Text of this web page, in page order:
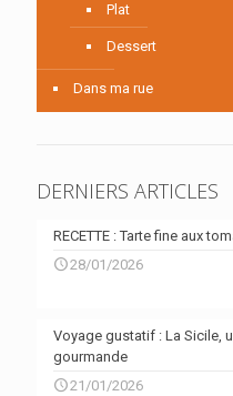
Plat
Dessert
Dans ma rue
DERNIERS ARTICLES
RECETTE : Tarte fine aux
28/01/2026
Voyage gustatif : La Sicile,
gourmande
21/01/2026